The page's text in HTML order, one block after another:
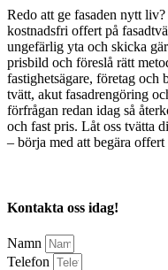
Redo att ge fasaden nytt
kostnadsfri offert på
ungefärlig yta och skicka
prisbild och föreslå rätt
fastighetsägare, företag och
tvätt, akut fasadrengöring
förfrågan redan idag så
och fast pris. Låt oss tvätta
– börja med att begära
Kontakta oss idag!
Namn
Telefon